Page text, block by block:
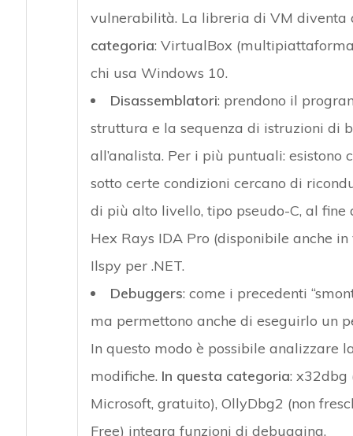
vulnerabilità. La libreria di VM
categoria: VirtualBox
chi usa Windows 10.
Disassemblatori: prendono il
struttura e la sequenza di istruzioni di
all’analista. Per i più puntuali: esistono
sotto certe condizioni cercano di
di più alto livello, tipo pseudo-C, al
Hex Rays IDA Pro (disponibile anche
Ilspy per .NET.
Debuggers: come i precedenti
ma permettono anche di eseguirlo un
In questo modo è possibile analizzare
modifiche. In questa categoria: x32dbg
Microsoft, gratuito), OllyDbg2 (non
Free) integra funzioni di debugging.